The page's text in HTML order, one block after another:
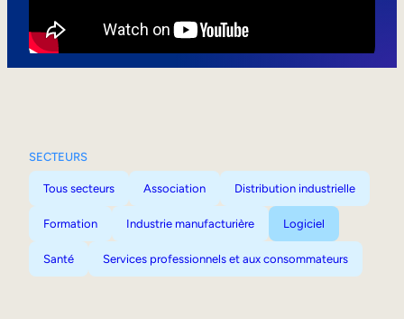
SECTEURS
Tous secteurs Association Distribution industrielle
Formation Industrie manufacturière Logiciel
Santé Services professionnels et aux consommateurs